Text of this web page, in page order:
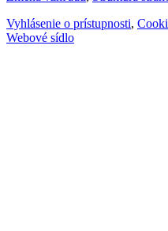
Vyhlásenie o prístupnosti,
Webové sídlo